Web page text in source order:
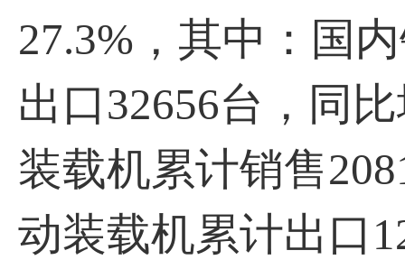
27.3%，其中：国
出口32656台，同
装载机累计销售
动装载机累计出口